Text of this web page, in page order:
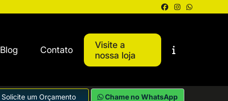
Blog Contato
Visite a
nossa loja
Solicite um Orçamento Chame no WhatsApp